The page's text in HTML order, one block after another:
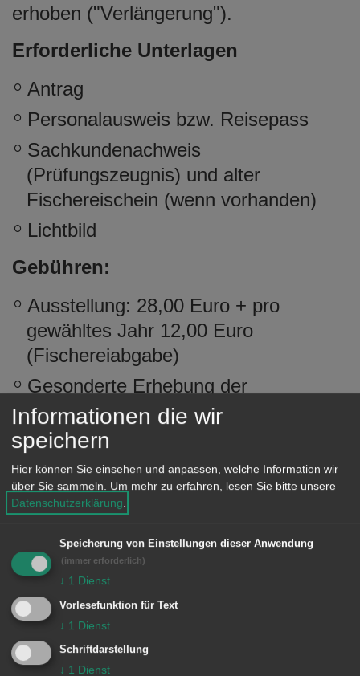
erhoben ("Verlängerung").
Erforderliche Unterlagen
Antrag
Personalausweis bzw. Reisepass
Sachkundenachweis
(Prüfungszeugnis) und alter
Fischereischein (wenn vorhanden)
Lichtbild
Gebühren:
Ausstellung: 28,00 Euro + pro
gewähltes Jahr 12,00 Euro
(Fischereiabgabe)
Gesonderte Erhebung der
Fischereiabgabe (Verlängerung):
16,00 Euro + pro gewähltes Jahr
12,00 Euro (Fischereiabgabe)
Jahresfischereischein
Ein Jahresfischereischein kann nur für
die in Ausbildung befindlichen
Fischwirte bzw. Fischmeister, Biologen
für Fischereigewässer oder Förster, die
in Fischereikunde geprüft sind,
ausgestellt werden.
Informationen die wir
speichern
Hier können Sie einsehen und anpassen, welche Information wir
über Sie sammeln.
Um mehr zu erfahren, lesen Sie bitte unsere
Datenschutzerklärung
Speicherung von Einstellungen dieser Anwendung
(immer erforderlich)
↓ 1 Dienst
Vorlesefunktion für Text
↓ 1 Dienst
Schriftdarstellung
↓ 1 Dienst